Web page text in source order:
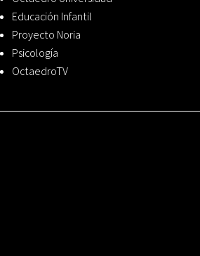
Educación Infantil
Proyecto Noria
Psicología
OctaedroTV